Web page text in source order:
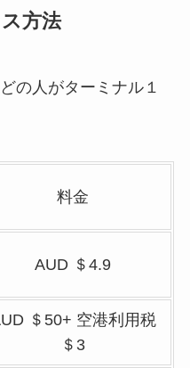
方法
の人がターミナル１
料金
AUD ＄4.9
＄50+ 空港利用税
＄3